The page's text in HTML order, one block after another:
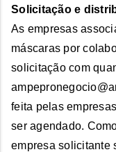
Solicitação e
As empresas
máscaras por
solicitação com
feita pelas
ser agendado.
empresa solicitante